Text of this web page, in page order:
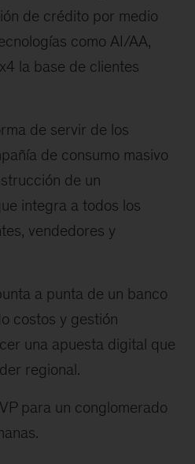
de crédito por medio
como AI/AA,
la base de clientes
de servir de los
de consumo masivo
de un
integra a todos los
vendedores y
a punta de un banco
costos y gestión
una apuesta digital que
regional.
para un conglomerado